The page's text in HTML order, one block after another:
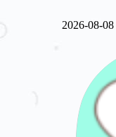
2026-08-08